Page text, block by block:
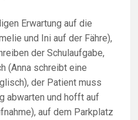
Erwartung auf die
und Ini auf der Fähre),
der Schulaufgabe,
(Anna schreibt eine
der Patient muss
abwarten und hofft auf
auf dem Parkplatz